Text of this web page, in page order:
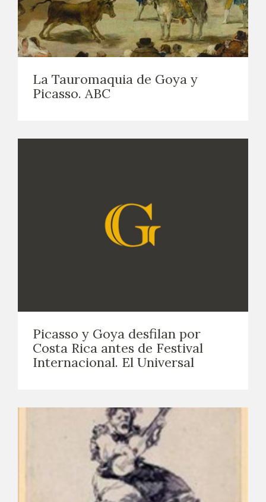
La Tauromaquia de Goya y
Picasso. ABC
Picasso y Goya desfilan por
Costa Rica antes de Festival
Internacional. El Universal